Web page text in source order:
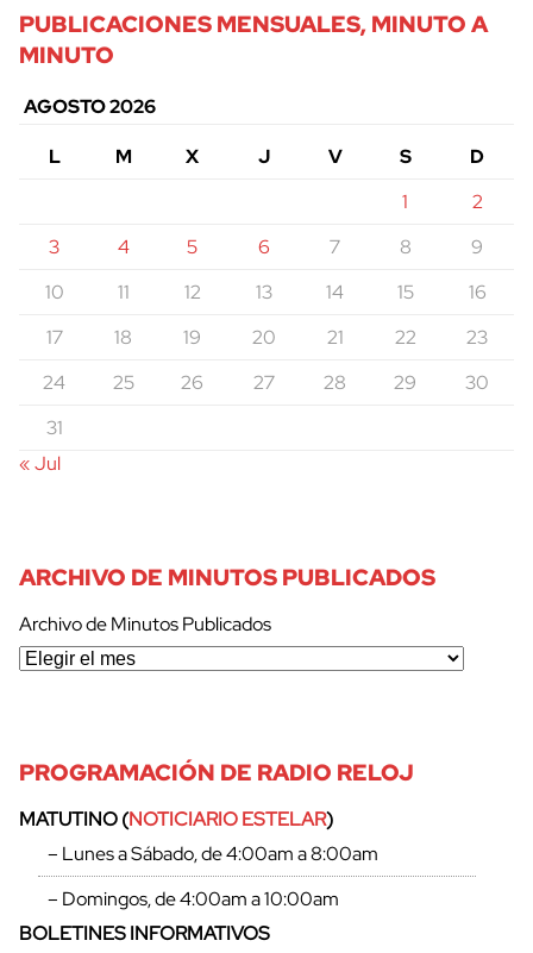
cerrar
PUBLICACIONES MENSUALES, MINUTO A
MINUTO
AGOSTO 2026
L
M X J V S
D
1
2
3
4 5 6 7 8
9
10
11 12 13 14 15
16
17
18 19 20 21 22
23
24
25 26 27 28 29
30
31
« Jul
ARCHIVO DE MINUTOS PUBLICADOS
Archivo de Minutos Publicados
PROGRAMACIÓN DE RADIO RELOJ
MATUTINO (NOTICIARIO ESTELAR)
– Lunes a Sábado, de 4:00am a 8:00am
– Domingos, de 4:00am a 10:00am
BOLETINES INFORMATIVOS